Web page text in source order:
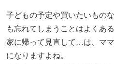
子どもの予定や買いたいもの
も忘れてしまうことはよくあ
家に帰って見直して…は、マ
になりますよね。